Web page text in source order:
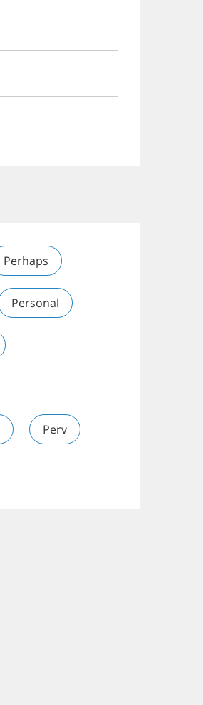
Perhaps
Personal
Perv